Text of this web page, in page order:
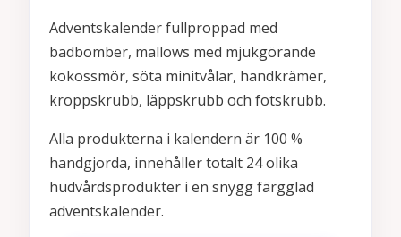
Adventskalender fullproppad med
badbomber, mallows med mjukgörande
kokossmör, söta minitvålar, handkrämer,
kroppskrubb, läppskrubb och fotskrubb.
Alla produkterna i kalendern är 100 %
handgjorda, innehåller totalt 24 olika
hudvårdsprodukter i en snygg färgglad
adventskalender.